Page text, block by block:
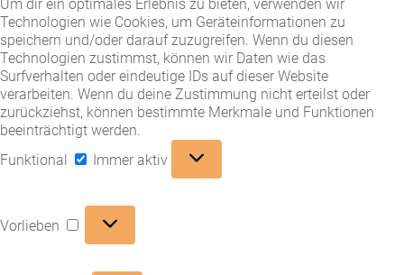
Um dir ein optimales Erlebnis zu bieten, verwenden wir
Technologien wie Cookies, um Geräteinformationen zu
speichern und/oder darauf zuzugreifen. Wenn du diesen
Technologien zustimmst, können wir Daten wie das
Surfverhalten oder eindeutige IDs auf dieser Website
verarbeiten. Wenn du deine Zustimmung nicht erteilst oder
zurückziehst, können bestimmte Merkmale und Funktionen
beeinträchtigt werden.
Funktional
Immer aktiv
Vorlieben
Vorlieben